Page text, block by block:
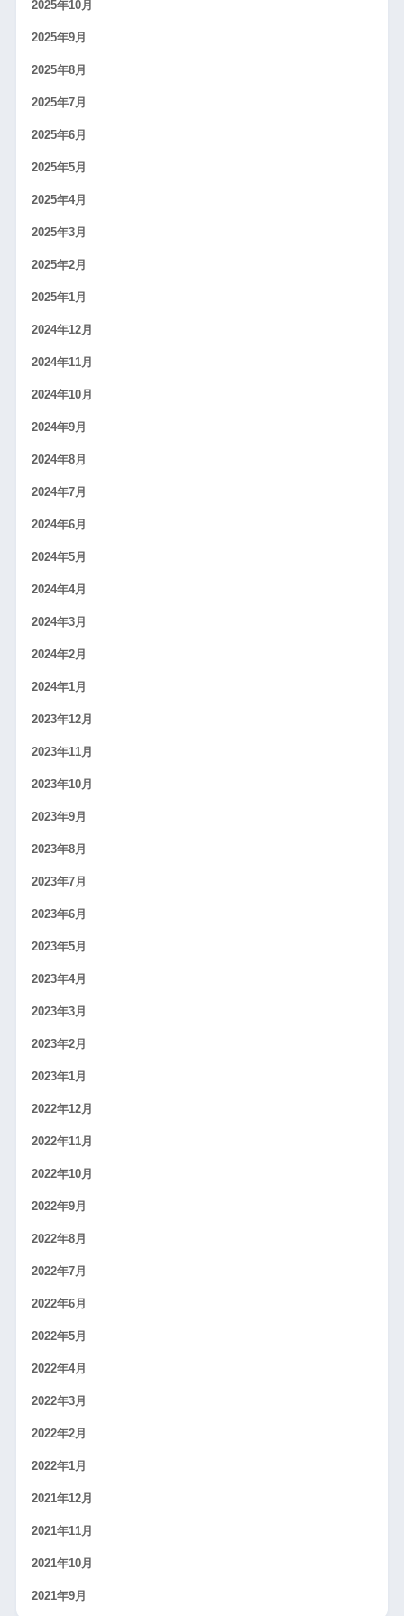
2025年10月
2025年9月
2025年8月
2025年7月
2025年6月
2025年5月
2025年4月
2025年3月
2025年2月
2025年1月
2024年12月
2024年11月
2024年10月
2024年9月
2024年8月
2024年7月
2024年6月
2024年5月
2024年4月
2024年3月
2024年2月
2024年1月
2023年12月
2023年11月
2023年10月
2023年9月
2023年8月
2023年7月
2023年6月
2023年5月
2023年4月
2023年3月
2023年2月
2023年1月
2022年12月
2022年11月
2022年10月
2022年9月
2022年8月
2022年7月
2022年6月
2022年5月
2022年4月
2022年3月
2022年2月
2022年1月
2021年12月
2021年11月
2021年10月
2021年9月